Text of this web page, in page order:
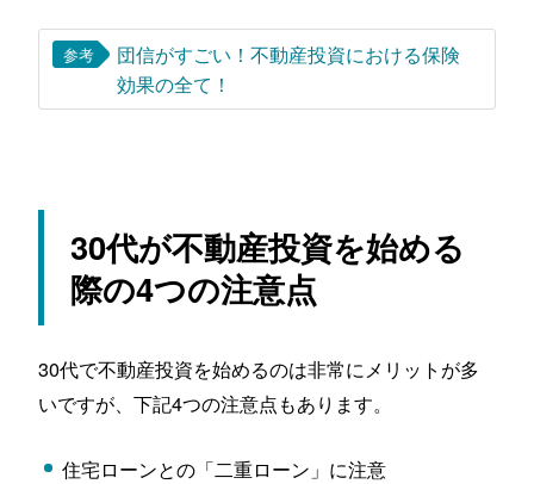
参考
団信がすごい！不動産投資における保険
効果の全て！
30代が不動産投資を始める
際の4つの注意点
30代で不動産投資を始めるのは非常にメリットが多
いですが、下記4つの注意点もあります。
住宅ローンとの「二重ローン」に注意